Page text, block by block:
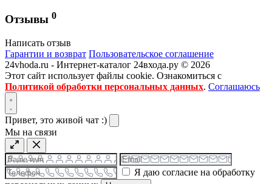
Отзывы 0
Написать отзыв
Гарантии и возврат Пользовательское соглашение
24vhoda.ru - Интернет-каталог 24входа.ру © 2026
Этот сайт использует файлы cookie. Ознакомиться с
Политикой обработки персональных данных. Соглашаюсь
Привет, это живой чат :)
Мы на связи
Я даю согласие на обработку